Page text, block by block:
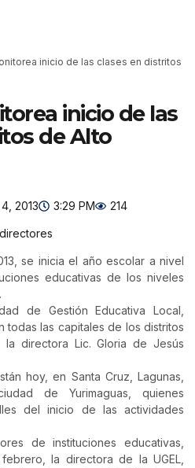
inicio de las clases en distritos
inicio de las
de Alto
2013 3:29 PM 214
se inicia el año escolar a nivel
educativas de los niveles
de Gestión Educativa Local,
todas las capitales de los distritos
la directora Lic. Gloria de Jesús
hoy, en Santa Cruz, Lagunas,
de Yurimaguas, quienes
del inicio de las actividades
de instituciones educativas,
la directora de la UGEL,